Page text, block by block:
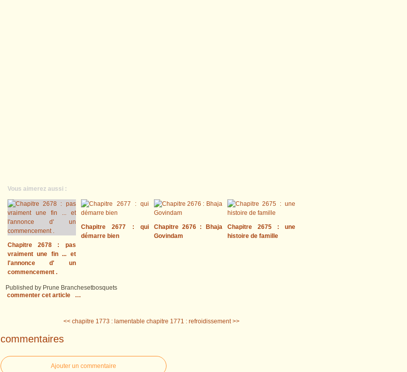
Vous aimerez aussi :
Chapitre 2678 : pas
vraiment une fin ... et
l'annonce d' un
commencement .
Chapitre 2677 : qui
démarre bien
Chapitre 2676 : Bhaja
Govindam
Chapitre 2675 : une
histoire de famille
Published by Prune Branchesetbosquets
commenter cet article
…
<< chapitre 1773 : lamentable chapitre 1771 : refroidissement >>
commentaires
Ajouter un commentaire